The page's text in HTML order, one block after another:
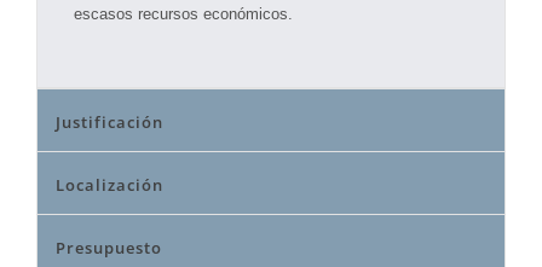
escasos recursos económicos.
Justificación
Localización
Presupuesto